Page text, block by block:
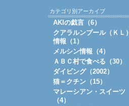
カテゴリ別アーカイブ
AKIの戯言（6）
クアラルンプール（ＫＬ）
情報（1）
メルシン情報（4）
ＡＢＣ村で食べる（30）
ダイビング（2002）
猫＝クチン（15）
マレーシアン・スイーツ
（4）